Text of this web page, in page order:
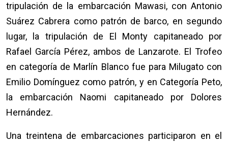
tripulación de la embarcación Mawasi, con Antonio
Suárez Cabrera como patrón de barco, en segundo
lugar, la tripulación de El Monty capitaneado por
Rafael García Pérez, ambos de Lanzarote. El Trofeo
en categoría de Marlín Blanco fue para Milugato con
Emilio Domínguez como patrón, y en Categoría Peto,
la embarcación Naomi capitaneado por Dolores
Hernández.
Una treintena de embarcaciones participaron en el